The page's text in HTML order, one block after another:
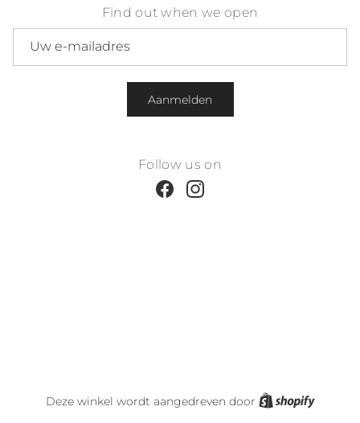
Find out when we open
Aanmelden
Follow us on
FacebookInstagram
Deze winkel wordt aangedreven door Shopify